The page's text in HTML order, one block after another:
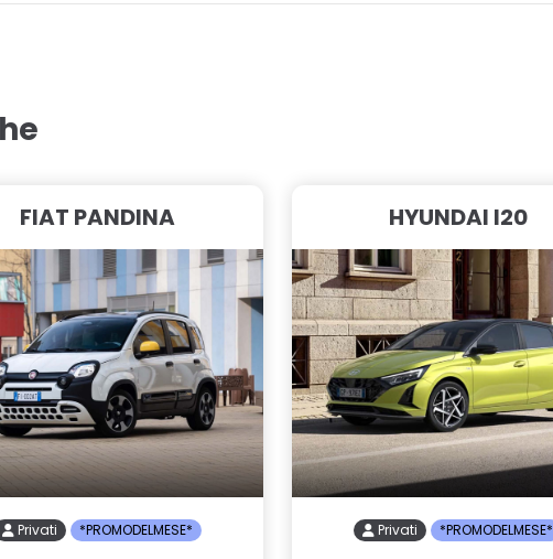
FIAT PANDINA
Privati *PROMODELMESE*
HYUNDAI I20
Privati *PROMODELMESE*